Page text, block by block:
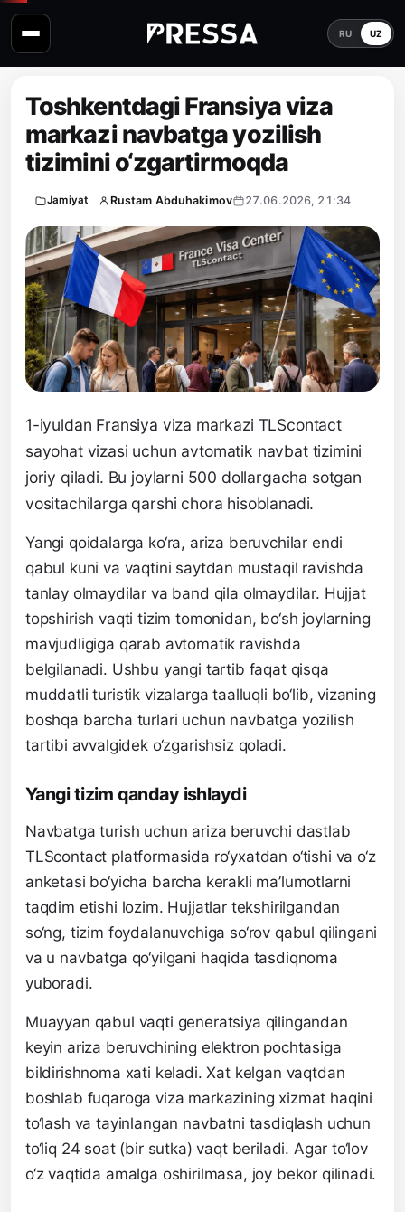
RU UZ
Toshkentdagi Fransiya viza
markazi navbatga yozilish
tizimini o‘zgartirmoqda
Jamiyat Rustam Abduhakimov 27.06.2026, 21:34
1-iyuldan Fransiya viza markazi TLScontact
sayohat vizasi uchun avtomatik navbat tizimini
joriy qiladi. Bu joylarni 500 dollargacha sotgan
vositachilarga qarshi chora hisoblanadi.
Yangi qoidalarga ko‘ra, ariza beruvchilar endi
qabul kuni va vaqtini saytdan mustaqil ravishda
tanlay olmaydilar va band qila olmaydilar. Hujjat
topshirish vaqti tizim tomonidan, bo‘sh joylarning
mavjudligiga qarab avtomatik ravishda
belgilanadi. Ushbu yangi tartib faqat qisqa
muddatli turistik vizalarga taalluqli bo‘lib, vizaning
boshqa barcha turlari uchun navbatga yozilish
tartibi avvalgidek o‘zgarishsiz qoladi.
Yangi tizim qanday ishlaydi
Navbatga turish uchun ariza beruvchi dastlab
TLScontact platformasida ro‘yxatdan o‘tishi va o‘z
anketasi bo‘yicha barcha kerakli ma’lumotlarni
taqdim etishi lozim. Hujjatlar tekshirilgandan
so‘ng, tizim foydalanuvchiga so‘rov qabul qilingani
va u navbatga qo‘yilgani haqida tasdiqnoma
yuboradi.
Muayyan qabul vaqti generatsiya qilingandan
keyin ariza beruvchining elektron pochtasiga
bildirishnoma xati keladi. Xat kelgan vaqtdan
boshlab fuqaroga viza markazining xizmat haqini
to‘lash va tayinlangan navbatni tasdiqlash uchun
to‘liq 24 soat (bir sutka) vaqt beriladi. Agar to‘lov
o‘z vaqtida amalga oshirilmasa, joy bekor qilinadi.